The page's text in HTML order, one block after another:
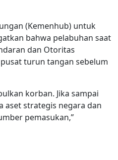
(Kemenhub) untuk
bahwa pelabuhan saat
dan Otoritas
turun tangan sebelum
korban. Jika sampai
aset strategis negara dan
pemasukan,”